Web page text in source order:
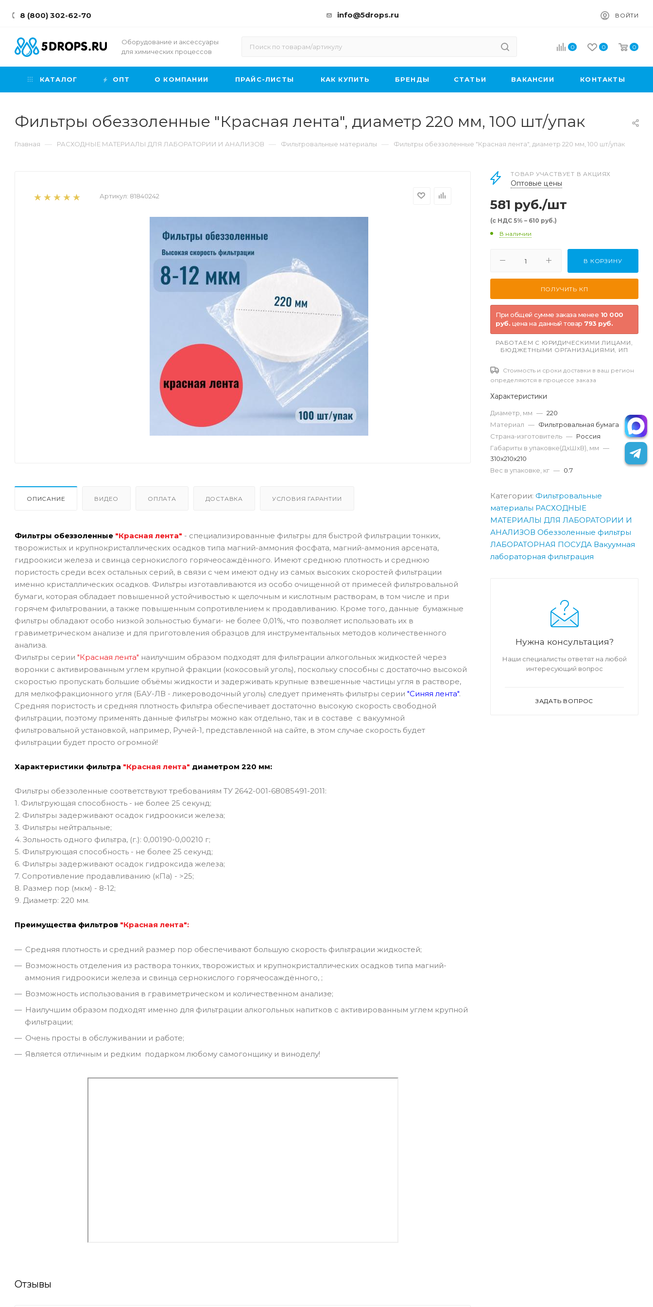
8 (800) 302-62-70 ВОЙТИ
info@5drops.ru
Оборудование и аксессуары
для химических процессов
0 0 0
КАТАЛОГ ОПТ О КОМПАНИИ ПРАЙС-ЛИСТЫ КАК КУПИТЬ БРЕНДЫ CТАТЬИ ВАКАНСИИ КОНТАКТЫ
Фильтры обеззоленные "Красная лента", диаметр 220 мм, 100 шт/упак
Главная — РАСХОДНЫЕ МАТЕРИАЛЫ ДЛЯ ЛАБОРАТОРИИ И АНАЛИЗОВ — Фильтровальные материалы — Фильтры обеззоленные "Красная лента", диаметр 220 мм, 100 шт/упак
Артикул: 81840242
ОПИСАНИЕ ВИДЕО ОПЛАТА ДОСТАВКА УСЛОВИЯ ГАРАНТИИ
Фильтры обеззоленные "Красная лента" - специализированные фильтры для быстрой фильтрации тонких,
творожистых и крупнокристаллических осадков типа магний-аммония фосфата, магний-аммония арсената,
гидроокиси железа и свинца сернокислого горячеосаждённого. Имеют среднюю плотность и среднюю
пористость среди всех остальных серий, в связи с чем имеют одну из самых высоких скоростей фильтрации
именно кристаллических осадков. Фильтры изготавливаются из особо очищенной от примесей фильтровальной
бумаги, которая обладает повышенной устойчивостью к щелочным и кислотным растворам, в том числе и при
горячем фильтровании, а также повышенным сопротивлением к продавливанию. Кроме того, данные бумажные
фильтры обладают особо низкой зольностью бумаги- не более 0,01%, что позволяет использовать их в
гравиметрическом анализе и для приготовления образцов для инструментальных методов количественного
анализа.
Фильтры серии "Красная лента" наилучшим образом подходят для фильтрации алкогольных жидкостей через
воронки с активированным углем крупной фракции (кокосовый уголь), поскольку способны с достаточно высокой
скоростью пропускать большие объёмы жидкости и задерживать крупные взвешенные частицы угля в растворе,
для мелкофракционного угля (БАУ-ЛВ - ликероводочный уголь) следует применять фильтры серии "Синяя лента".
Средняя пористость и средняя плотность фильтра обеспечивает достаточно высокую скорость свободной
фильтрации, поэтому применять данные фильтры можно как отдельно, так и в составе с вакуумной
фильтровальной установкой, например, Ручей-1, представленной на сайте, в этом случае скорость будет
фильтрации будет просто огромной!
Характеристики фильтра "Красная лента" диаметром 220 мм:
Фильтры обеззоленные соответствуют требованиям ТУ 2642-001-68085491-2011:
1. Фильтрующая способность - не более 25 секунд;
2. Фильтры задерживают осадок гидроокиси железа;
3. Фильтры нейтральные;
4. Зольность одного фильтра, (г.): 0,00190-0,00210 г;
5. Фильтрующая способность - не более 25 секунд;
6. Фильтры задерживают осадок гидроксида железа;
7. Сопротивление продавливанию (кПа) - >25;
8. Размер пор (мкм) - 8-12;
9. Диаметр: 220 мм.
Преимущества фильтров "Красная лента":
Средняя плотность и средний размер пор обеспечивают большую скорость фильтрации жидкостей;
Возможность отделения из раствора тонких, творожистых и крупнокристаллических осадков типа магний-
аммония гидроокиси железа и свинца сернокислого горячеосаждённого, ;
Возможность использования в гравиметрическом и количественном анализе;
Наилучшим образом подходят именно для фильтрации алкогольных напитков с активированным углем крупной
фильтрации;
Очень просты в обслуживании и работе;
Является отличным и редким подарком любому самогонщику и виноделу!
Отзывы
ТОВАР УЧАСТВУЕТ В АКЦИЯХ
Оптовые цены
581 руб./шт
(с НДС 5% – 610 руб.)
В наличии
В КОРЗИНУ
При общей сумме заказа менее 10 000
руб. цена на данный товар 793 руб.
РАБОТАЕМ С ЮРИДИЧЕСКИМИ ЛИЦАМИ,
БЮДЖЕТНЫМИ ОРГАНИЗАЦИЯМИ, ИП
Стоимость и сроки доставки в ваш регион
определяются в процессе заказа
Характеристики
Диаметр, мм — 220
Материал — Фильтровальная бумага
Страна-изготовитель — Россия
Габариты в упаковке(ДxШxВ), мм —
310х210х210
Вес в упаковке, кг — 0.7
Категории: Фильтровальные
материалы РАСХОДНЫЕ
МАТЕРИАЛЫ ДЛЯ ЛАБОРАТОРИИ И
АНАЛИЗОВ Обеззоленные фильтры
ЛАБОРАТОРНАЯ ПОСУДА Вакуумная
лабораторная фильтрация
Нужна консультация?
Наши специалисты ответят на любой
интересующий вопрос
ЗАДАТЬ ВОПРОС